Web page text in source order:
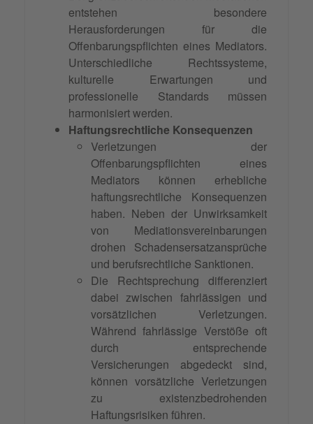
entstehen besondere
Herausforderungen für die
Offenbarungspflichten eines Mediators.
Unterschiedliche Rechtssysteme,
kulturelle Erwartungen und
professionelle Standards müssen
harmonisiert werden.
Haftungsrechtliche Konsequenzen
Verletzungen der
Offenbarungspflichten eines
Mediators können erhebliche
haftungsrechtliche Konsequenzen
haben. Neben der Unwirksamkeit
von Mediationsvereinbarungen
drohen Schadensersatzansprüche
und berufsrechtliche Sanktionen.
Die Rechtsprechung differenziert
dabei zwischen fahrlässigen und
vorsätzlichen Verletzungen.
Während fahrlässige Verstöße oft
durch entsprechende
Versicherungen abgedeckt sind,
können vorsätzliche Verletzungen
zu existenzbedrohenden
Haftungsrisiken führen.